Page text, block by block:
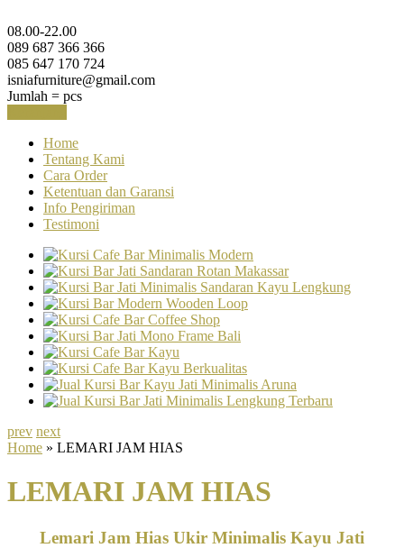
08.00-22.00
089 687 366 366
085 647 170 724
isniafurniture@gmail.com
Jumlah = pcs
Home
Tentang Kami
Cara Order
Ketentuan dan Garansi
Info Pengiriman
Testimoni
prev next
Home » LEMARI JAM HIAS
LEMARI JAM HIAS
Lemari Jam Hias Ukir Minimalis Kayu Jati